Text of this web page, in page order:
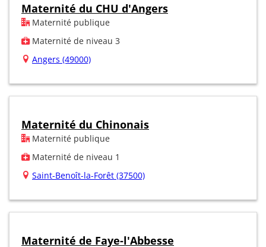
Maternité du CHU d'Angers
Maternité publique
Maternité de niveau 3
Angers (49000)
Maternité du Chinonais
Maternité publique
Maternité de niveau 1
Saint-Benoît-la-Forêt (37500)
Maternité de Faye-l'Abbesse